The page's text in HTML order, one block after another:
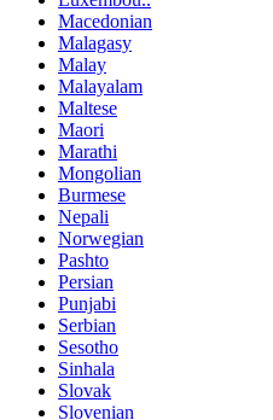
Macedonian
Malagasy
Malay
Malayalam
Maltese
Maori
Marathi
Mongolian
Burmese
Nepali
Norwegian
Pashto
Persian
Punjabi
Serbian
Sesotho
Sinhala
Slovak
Slovenian